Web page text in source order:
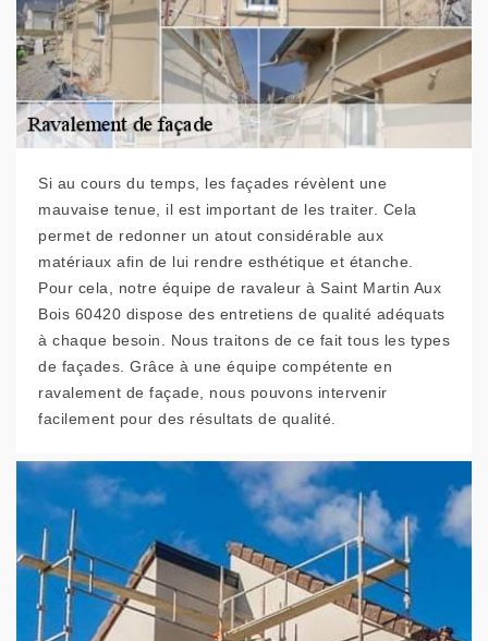
Si au cours du temps, les façades révèlent une
mauvaise tenue, il est important de les traiter. Cela
permet de redonner un atout considérable aux
matériaux afin de lui rendre esthétique et étanche.
Pour cela, notre équipe de ravaleur à Saint Martin Aux
Bois 60420 dispose des entretiens de qualité adéquats
à chaque besoin. Nous traitons de ce fait tous les types
de façades. Grâce à une équipe compétente en
ravalement de façade, nous pouvons intervenir
facilement pour des résultats de qualité.